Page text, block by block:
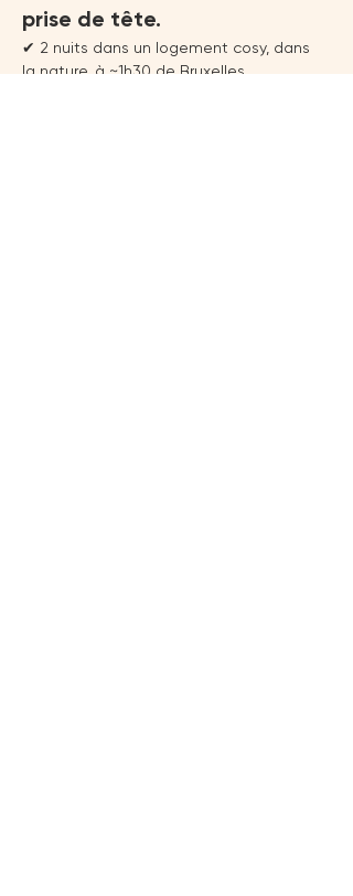
prise de tête.
✔ 2 nuits dans un logement cosy, dans
la nature, à ~1h30 de Bruxelles